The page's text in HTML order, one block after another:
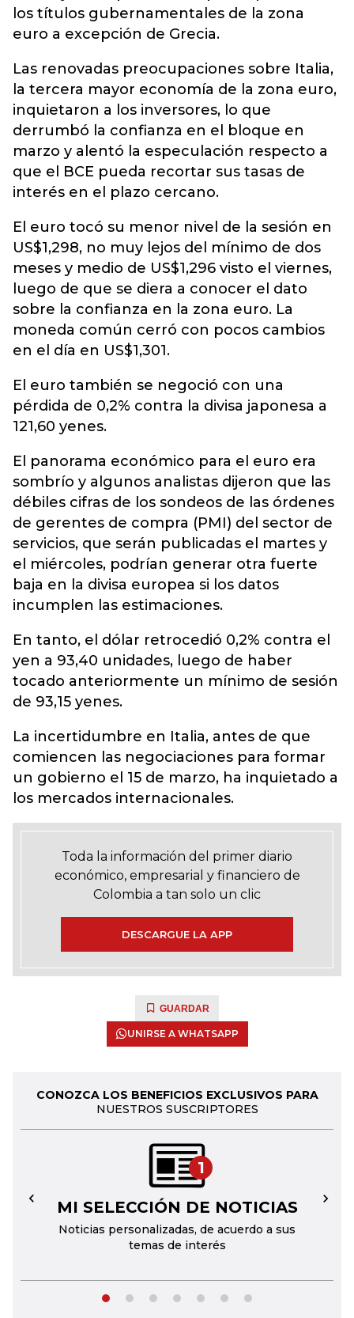
los títulos gubernamentales de la zona
euro a excepción de Grecia.
Las renovadas preocupaciones sobre Italia,
la tercera mayor economía de la zona euro,
inquietaron a los inversores, lo que
derrumbó la confianza en el bloque en
marzo y alentó la especulación respecto a
que el BCE pueda recortar sus tasas de
interés en el plazo cercano.
El euro tocó su menor nivel de la sesión en
US$1,298, no muy lejos del mínimo de dos
meses y medio de US$1,296 visto el viernes,
luego de que se diera a conocer el dato
sobre la confianza en la zona euro. La
moneda común cerró con pocos cambios
en el día en US$1,301.
El euro también se negoció con una
pérdida de 0,2% contra la divisa japonesa a
121,60 yenes.
El panorama económico para el euro era
sombrío y algunos analistas dijeron que las
débiles cifras de los sondeos de las órdenes
de gerentes de compra (PMI) del sector de
servicios, que serán publicadas el martes y
el miércoles, podrían generar otra fuerte
baja en la divisa europea si los datos
incumplen las estimaciones.
En tanto, el dólar retrocedió 0,2% contra el
yen a 93,40 unidades, luego de haber
tocado anteriormente un mínimo de sesión
de 93,15 yenes.
La incertidumbre en Italia, antes de que
comiencen las negociaciones para formar
un gobierno el 15 de marzo, ha inquietado a
los mercados internacionales.
Toda la información del primer diario
económico, empresarial y financiero de
Colombia a tan solo un clic
DESCARGUE LA APP
GUARDAR
UNIRSE A WHATSAPP
CONOZCA LOS BENEFICIOS EXCLUSIVOS PARA
NUESTROS SUSCRIPTORES
1
MI SELECCIÓN DE NOTICIAS
Noticias personalizadas, de acuerdo a sus
temas de interés
← →